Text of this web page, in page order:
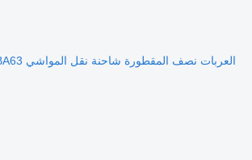
العربات نصف المقطورة شاحنة نقل المواشي Pezzaioli SBA63